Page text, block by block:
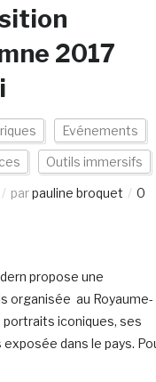
2017
Evénements
Outils immersifs
parpauline broquet
0
propose une
organisée au Royaume-
iconiques, ses
dans le pays.